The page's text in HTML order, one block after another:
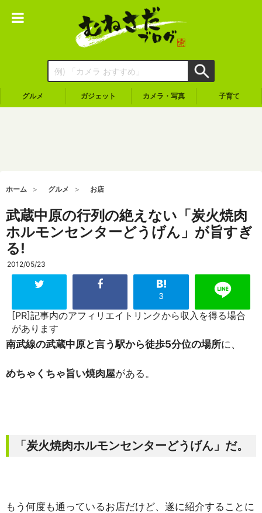
グルメ ガジェット カメラ・写真 子育て
ホーム グルメ お店
武蔵中原の行列の絶えない「炭火焼肉
ホルモンセンターどうげん」が旨すぎ
る!
2012/05/23
3
[PR]記事内のアフィリエイトリンクから収入を得る場合
があります
南武線の武蔵中原と言う駅から徒歩5分位の場所に、
めちゃくちゃ旨い焼肉屋がある。
「炭火焼肉ホルモンセンターどうげん」だ。
もう何度も通っているお店だけど、遂に紹介することに